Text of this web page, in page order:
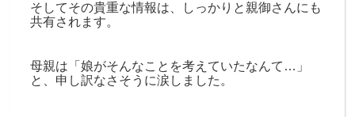
そしてその貴重な情報は、しっかりと親御さんにも
共有されます。
母親は「娘がそんなことを考えていたなんて…」
と、申し訳なさそうに涙しました。